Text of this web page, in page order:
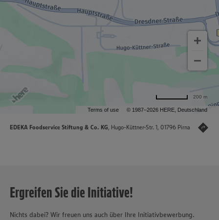
Terms of use © 1987–2026 HERE, Deutschland
200 m
EDEKA Foodservice Stiftung & Co. KG, Hugo-Küttner-Str. 1, 01796 Pirna
Ergreifen Sie die Initiative!
Nichts dabei? Wir freuen uns auch über Ihre Initiativbewerbung.